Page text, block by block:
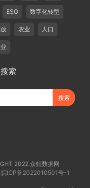
ESG 数字化转型
农业 人口
索
2022 众鲤数据网
皖ICP备2022010501号-1